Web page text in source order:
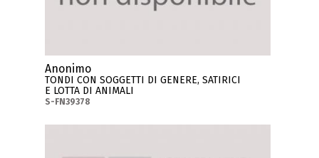
Anonimo
TONDI CON SOGGETTI DI GENERE, SATIRICI
E LOTTA DI ANIMALI
S-FN39378